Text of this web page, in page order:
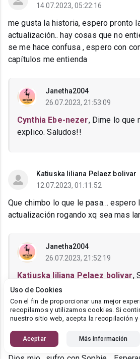
14.07.2023, 05:22:16
me gusta la historia, espero pronto
actualización.. hay cosas que no
se me hace confusa , espero con
capítulos me entienda
Janetha2004
26.07.2023, 21:53:09
Cynthia Ebe-nezer, Dime lo que
explico. Saludos!!
Katiuska liliana Pelaez bolivar
12.07.2023, 01:11:52
Que chimbo lo que le pasa… espero
actualización rogando xq sea mas
Janetha2004
26.07.2023, 21:52:19
Katiuska liliana Pelaez bolivar,
cargando con demasiadas cosas!!
Marianna
11.07.2023, 02:48:48
Uso de Cookies
Con el fin de proporcionar una mejor
recopilamos y utilizamos cookies. Si
nuestro sitio web, acepta la recopilación
Aceptar Más información